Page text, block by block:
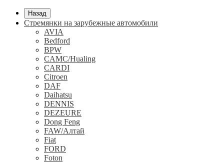
Назад
Стремянки на зарубежные автомобили
AVIA
Bedford
BPW
CAMC/Hualing
CARDI
Citroen
DAF
Daihatsu
DENNIS
DEZEURE
Dong Feng
FAW/Алтай
Fiat
FORD
Foton